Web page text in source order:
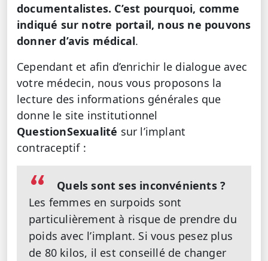
documentalistes. C’est pourquoi, comme
indiqué sur notre portail, nous ne pouvons
donner d’avis médical.
Cependant et afin d’enrichir le dialogue avec
votre médecin, nous vous proposons la
lecture des informations générales que
donne le site institutionnel
QuestionSexualité sur l’implant
contraceptif :
Quels sont ses inconvénients ?
Les femmes en surpoids sont
particulièrement à risque de prendre du
poids avec l’implant. Si vous pesez plus
de 80 kilos, il est conseillé de changer